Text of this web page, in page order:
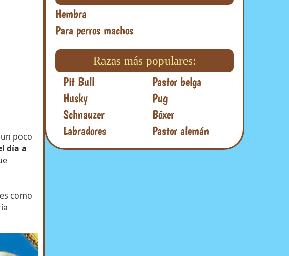
poco
día a
como
Hembra
Para perros machos
Razas más populares:
Pit Bull
Pastor belga
Husky
Pug
Schnauzer
Bóxer
Labradores
Pastor alemán